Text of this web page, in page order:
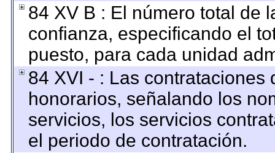
84 XV B : El número total de
confianza, especificando el
puesto, para cada unidad
84 XVI - : Las
honorarios, señalando los
servicios, los servicios
el periodo de contratación.